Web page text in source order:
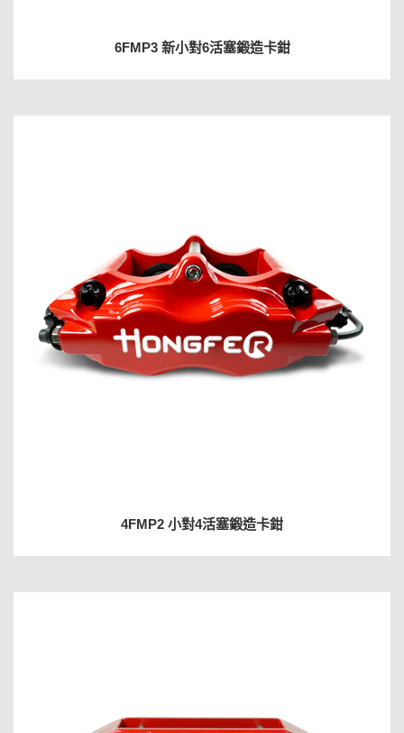
6FMP3 新小對6活塞鍛造卡鉗
4FMP2 小對4活塞鍛造卡鉗